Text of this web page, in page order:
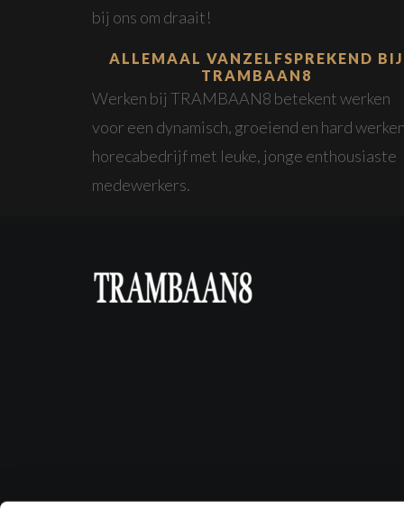
bij ons om draait!
ALLEMAAL VANZELFSPREKEND BIJ
TRAMBAAN8
Werken bij TRAMBAAN8 betekent werken
voor een dynamisch, groeiend en hard
horecabedrijf met leuke, jonge enthousiaste
medewerkers.